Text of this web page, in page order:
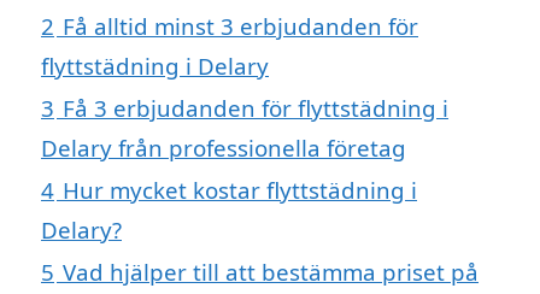
2 Få alltid minst 3 erbjudanden för
flyttstädning i Delary
3 Få 3 erbjudanden för flyttstädning i
Delary från professionella företag
4 Hur mycket kostar flyttstädning i
Delary?
5 Vad hjälper till att bestämma priset på